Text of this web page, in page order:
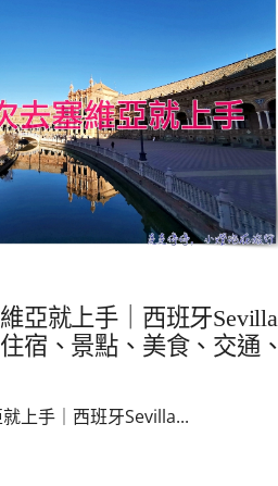
亞就上手｜西班牙Sevilla
宿、景點、美食、交通、
上手｜西班牙Sevilla...